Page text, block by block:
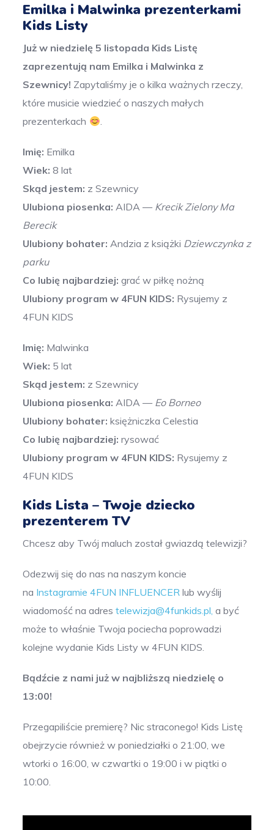
Emilka i Malwinka prezenterkami
Kids Listy
Już w niedzielę 5 listopada Kids Listę
zaprezentują nam Emilka i Malwinka z
Szewnicy! Zapytaliśmy je o kilka ważnych rzeczy,
które musicie wiedzieć o naszych małych
prezenterkach
.
Imię: Emilka
Wiek: 8 lat
Skąd jestem: z Szewnicy
Ulubiona piosenka: AIDA — Krecik Zielony Ma
Berecik
Ulubiony bohater: Andzia z książki Dziewczynka z
parku
Co lubię najbardziej: grać w piłkę nożną
Ulubiony program w 4FUN KIDS: Rysujemy z
4FUN KIDS
Imię: Malwinka
Wiek: 5 lat
Skąd jestem: z Szewnicy
Ulubiona piosenka: AIDA — Eo Borneo
Ulubiony bohater: księżniczka Celestia
Co lubię najbardziej: rysować
Ulubiony program w 4FUN KIDS: Rysujemy z
4FUN KIDS
Kids Lista – Twoje dziecko
prezenterem TV
Chcesz aby Twój maluch został gwiazdą telewizji?
Odezwij się do nas na naszym koncie
na Instagramie 4FUN INFLUENCER lub wyślij
wiadomość na adrestelewizja@4funkids.pl, a być
może to właśnie Twoja pociecha poprowadzi
kolejne wydanie Kids Listy w 4FUN KIDS.
Bądźcie z nami już w najbliższą niedzielę o
13:00!
Przegapiliście premierę? Nic straconego! Kids Listę
obejrzycie również w poniedziałki o 21:00, we
wtorki o 16:00, w czwartki o 19:00 i w piątki o
10:00.